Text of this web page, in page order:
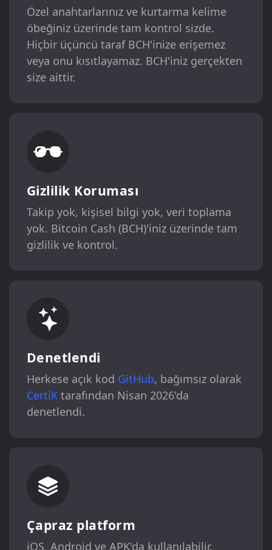
Özel anahtarlarınız ve kurtarma kelime
öbeğiniz üzerinde tam kontrol sizde.
Hiçbir üçüncü taraf BCH'inize erişemez
veya onu kısıtlayamaz. BCH'iniz gerçekten
size aittir.
Gizlilik Koruması
Takip yok, kişisel bilgi yok, veri toplama
yok. Bitcoin Cash (BCH)'iniz üzerinde tam
gizlilik ve kontrol.
Denetlendi
Herkese açık kod GitHub, bağımsız olarak
CertiKtarafından Nisan 2026'da
denetlendi.
Çapraz platform
iOS, Android ve APK'da kullanılabilir.